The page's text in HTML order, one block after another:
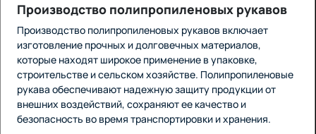
Производство полипропиленовых рукавов
Производство полипропиленовых рукавов включает
изготовление прочных и долговечных материалов,
которые находят широкое применение в упаковке,
строительстве и сельском хозяйстве. Полипропиленовые
рукава обеспечивают надежную защиту продукции от
внешних воздействий, сохраняют ее качество и
безопасность во время транспортировки и хранения.